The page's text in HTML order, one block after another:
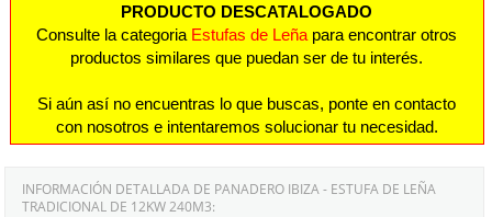
PRODUCTO DESCATALOGADO
Consulte la categoria Estufas de Leña para encontrar otros
productos similares que puedan ser de tu interés.
Si aún así no encuentras lo que buscas, ponte en contacto
con nosotros e intentaremos solucionar tu necesidad.
INFORMACIÓN DETALLADA DE PANADERO IBIZA - ESTUFA DE LEÑA
TRADICIONAL DE 12KW 240M3: